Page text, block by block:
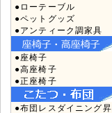
●ローテーブル
●ペットグッズ
●アンティーク調家具
●座椅子
●高座椅子
●正座椅子
●布団レスダイニング